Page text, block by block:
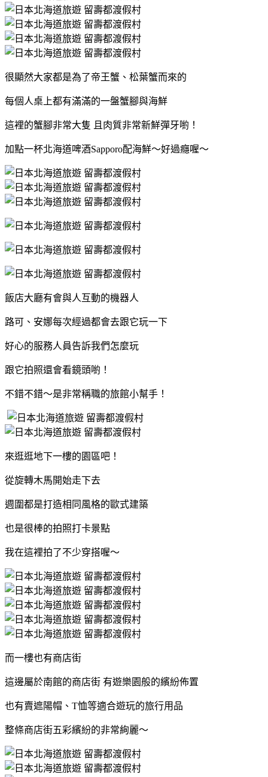
很顯然大家都是為了帝王蟹、松葉蟹而來的
每個人桌上都有滿滿的一盤蟹腳與海鮮
這裡的蟹腳非常大隻 且肉質非常新鮮彈牙喲！
加點一杯北海道啤酒Sapporo配海鮮～好過癮喔～
飯店大廳有會與人互動的機器人
路可、安娜每次經過都會去跟它玩一下
好心的服務人員告訴我們怎麼玩
跟它拍照還會看鏡頭喲！
不錯不錯～是非常稱職的旅館小幫手！
來逛逛地下一樓的園區吧！
從旋轉木馬開始走下去
週圍都是打造相同風格的歐式建築
也是很棒的拍照打卡景點
我在這裡拍了不少穿搭喔～
而一樓也有商店街
這邊屬於南館的商店街 有遊樂園般的繽紛佈置
也有賣遮陽帽、T恤等適合遊玩的旅行用品
整條商店街五彩繽紛的非常絢麗～